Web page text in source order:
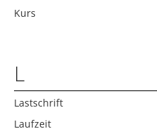
Kurs
L
Lastschrift
Laufzeit